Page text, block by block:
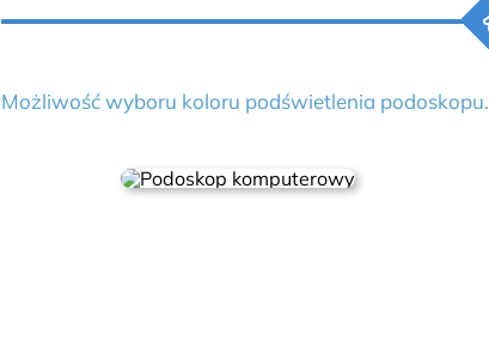
Możliwość wyboru koloru podświetlenia podoskopu.